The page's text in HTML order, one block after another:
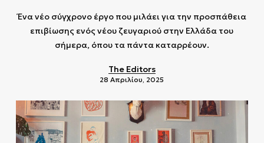
Ένα νέο σύγχρονο έργο που μιλάει για την προσπάθεια
επιβίωσης ενός νέου ζευγαριού στην Ελλάδα του
σήμερα, όπου τα πάντα καταρρέουν.
The Editors
28 Απριλίου, 2025